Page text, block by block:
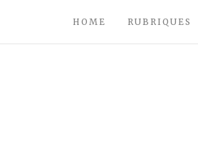
HOME RUBRIQUES